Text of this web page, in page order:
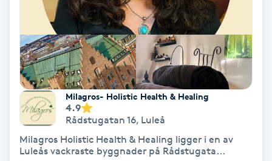
Pigmentfläckar
Plastikkirurgi
Powder brows
Power Yoga
PRP (Platelet Rich Plasma)
Milagros- Holistic Health & Healing
4.9
Rådstugatan 16, Luleå
Milagros Holistic Health & Healing ligger i en av
Luleås vackraste byggnader på Rådstugata...